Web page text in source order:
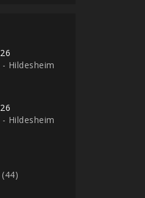
Hildesheim
Hildesheim